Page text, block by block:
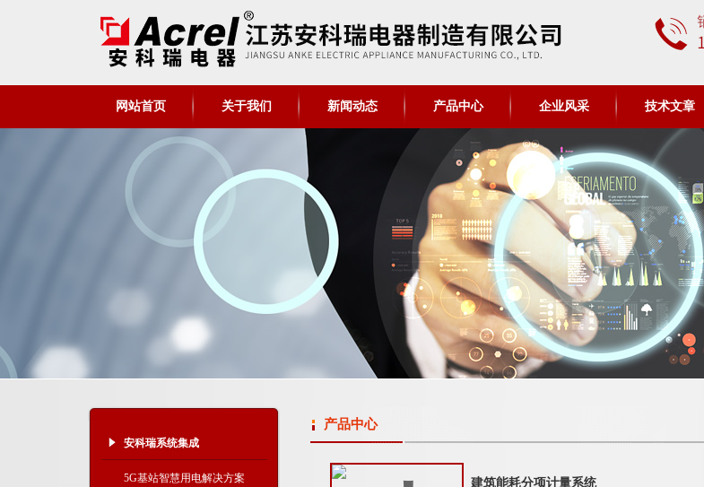
网站首页 关于我们 新闻动态 产品中心 企业风采 技术文章
安科瑞系统集成
5G基站智慧用电解决方案
产品中心
建筑能耗分项计量系统